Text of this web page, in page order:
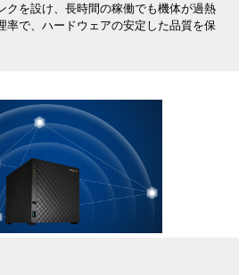
クを設け、長時間の稼働でも機体が過熱
率で、ハードウェアの安定した品質を保